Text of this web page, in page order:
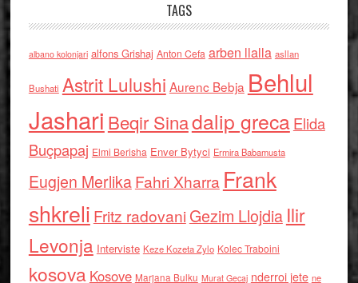
TAGS
albano kolonjari alfons Grishaj Anton Cefa arben llalla asllan
Bushati Astrit Lulushi Aurenc Bebja Behlul
Jashari Beqir Sinadalip grecaElida
Buçpapaj Elmi Berisha Enver Bytyci Ermira Babamusta
Eugjen MerlikaFahri Xharra Frank
shkreli Fritz radovaniGezim Llojdia Ilir
Levonja Interviste Keze Kozeta Zylo Kolec Traboini
kosova Kosove Marjana Bulku Murat Gecaj nderroi jete ne